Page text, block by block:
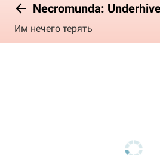
Necromunda:
Им нечего терять